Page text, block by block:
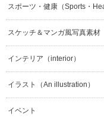
スポーツ・健康（Sports・
スケッチ＆マンガ風写真素材
インテリア（interior）
イラスト（An illustration）
イベント